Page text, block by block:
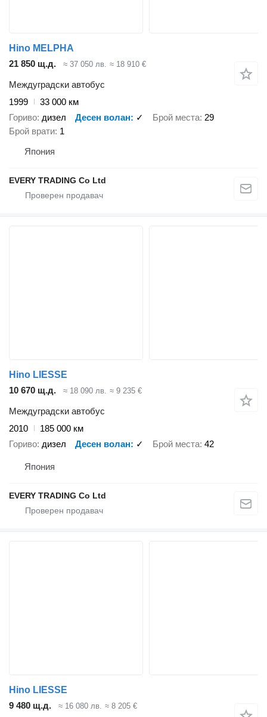
Hino MELPHA
21 850 щ.д.
≈ 37 050 лв. ≈ 18 910 €
Междуградски автобус
1999
33 000 км
Гориво дизел Десен волан ✓ Брой места 29
Брой врати 1
Япония
EVERY TRADING Co Ltd
Hino LIESSE
10 670 щ.д.
≈ 18 090 лв. ≈ 9 235 €
Междуградски автобус
2010
185 000 км
Гориво дизел Десен волан ✓ Брой места 42
Япония
EVERY TRADING Co Ltd
Hino LIESSE
9 480 щ.д.
≈ 16 080 лв. ≈ 8 205 €